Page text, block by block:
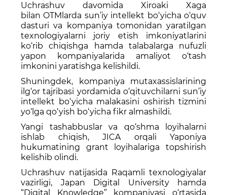
Uchrashuv davomida Xiroaki Xaga
bilan OTMlarda sun’iy intellekt bo‘yicha o‘quv
dasturi va kompaniya tomonidan yaratilgan
texnologiyalarni joriy etish imkoniyatlarini
ko‘rib chiqishga hamda talabalarga nufuzli
yapon kompaniyalarida amaliyot o‘tash
imkonini yaratishga kelishildi.
Shuningdek, kompaniya mutaxassislarining
ilg‘or tajribasi yordamida o‘qituvchilarni sun’iy
intellekt bo‘yicha malakasini oshirish tizmini
yo‘lga qo‘yish bo‘yicha fikr almashildi.
Yangi tashabbuslar va qo‘shma loyihalarni
ishlab chiqish, JICA orqali Yaponiya
hukumatining grant loyihalariga topshirish
kelishib olindi.
Uchrashuv natijasida Raqamli texnologiyalar
vazirligi, Japan Digital University hamda
“Digital Knowledge” kompaniyasi o‘rtasida